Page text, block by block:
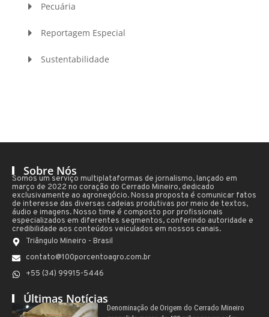
Pecuária
Reportagem Especial
Sustentabilidade
Sobre Nós
Somos um serviço multiplataformas de jornalismo, lançado em
março de 2022 no coração do Cerrado Mineiro, dedicado
exclusivamente ao agronegócio. Nossa proposta é comunicar fatos
de interesse das diversas cadeias produtivas por meio de textos,
áudio e imagens. Nosso time é composto por profissionais
especializados em diferentes segmentos, conferindo autoridade e
credibilidade aos conteúdos veiculados em nossos canais.
Triângulo Mineiro - Brasil
contato@100porcentoagro.com.br
+55 (34) 99915-5446
Últimas Notícias
Denominação de Origem do Cerrado Mineiro